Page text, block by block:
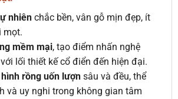
nhiên chắc bền, vân gỗ mịn đẹp, ít
mọt.
mềm mại, tạo điểm nhấn nghệ
lối thiết kế cổ điển đến hiện đại.
rồng uốn lượn sâu và đều, thể
và uy nghi trong không gian tâm